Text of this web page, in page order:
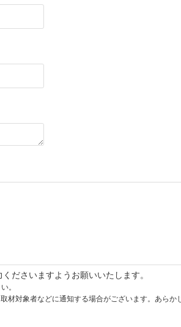
ださいますようお願いいたします。
。
対象者などに通知する場合がございます。あらか